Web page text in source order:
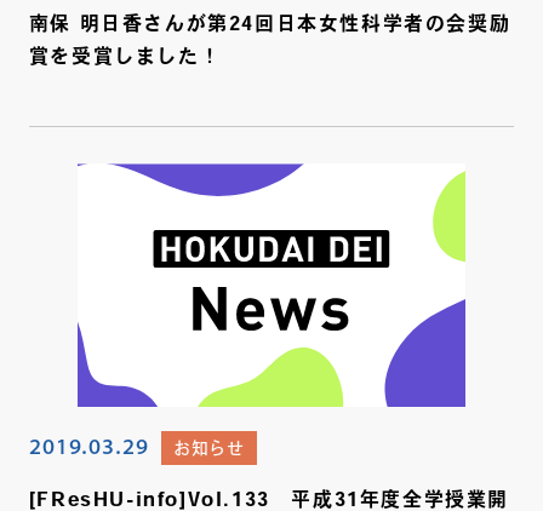
南保 明日香さんが第24回日本女性科学者の会奨励
賞を受賞しました！
2019.03.29 お知らせ
[FResHU-info]Vol.133 平成31年度全学授業開